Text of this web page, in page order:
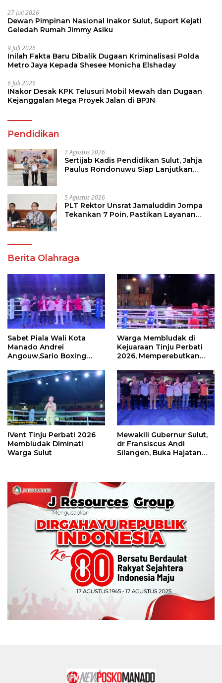
27 Juli 2026
Dewan Pimpinan Nasional Inakor Sulut, Suport Kejati
Geledah Rumah Jimmy Asiku
9 Juli 2026
Inilah Fakta Baru Dibalik Dugaan Kriminalisasi Polda
Metro Jaya Kepada Shesee Monicha Elshaday
6 Juli 2026
INakor Desak KPK Telusuri Mobil Mewah dan Dugaan
Kejanggalan Mega Proyek Jalan di BPJN
Pendidikan
7 Agustus 2026
Sertijab Kadis Pendidikan Sulut, Jahja
Paulus Rondonuwu Siap Lanjutkan
5 Agustus 2026
PLT Rektor Unsrat Jamaluddin Jompa
Tekankan 7 Poin, Pastikan Layanan
Berita Olahraga
Sabet Piala Wali Kota
Manado Andrei
Angouw,Sario Boxing
Perbati 2026
Warga Membludak di
Kejuaraan Tinju Perbati
2026, Memperebutkan
IVent Tinju Perbati 2026
Membludak Diminati
Warga Sulut
Mewakili Gubernur Sulut,
dr Fransiscus Andi
Silangen, Buka Hajatan